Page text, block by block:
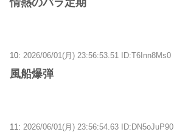
10: 2026/06/01(月) 23:56:53.51 ID:T6Inn8Ms0
風船爆弾
11: 2026/06/01(月) 23:56:54.63 ID:DN5oJuP90